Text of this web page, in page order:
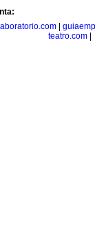
teatro.com|